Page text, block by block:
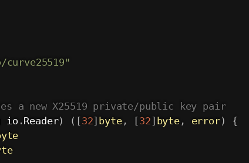
a new X25519 private/public key pair
io .Reader) ( [32] byte, [32 ] byte, error)
{